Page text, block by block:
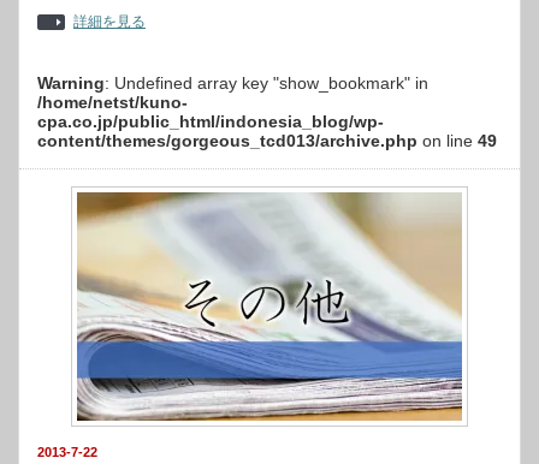
詳細を見る
Warning: Undefined array key "show_bookmark" in
/home/netst/kuno-
cpa.co.jp/public_html/indonesia_blog/wp-
content/themes/gorgeous_tcd013/archive.php on line 49
2013-7-22